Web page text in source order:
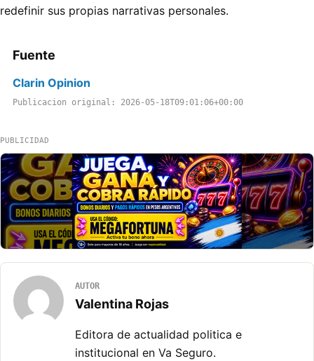
redefinir sus propias narrativas personales.
Fuente
Clarin Opinion
Publicacion original: 2026-05-18T09:01:06+00:00
PUBLICIDAD
AUTOR
Valentina Rojas
Editora de actualidad politica e
institucional en Va Seguro.